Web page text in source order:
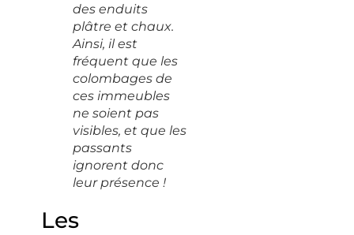
des enduits
plâtre et chaux.
Ainsi, il est
fréquent que les
colombages de
ces immeubles
ne soient pas
visibles, et que les
passants
ignorent donc
leur présence !
Les